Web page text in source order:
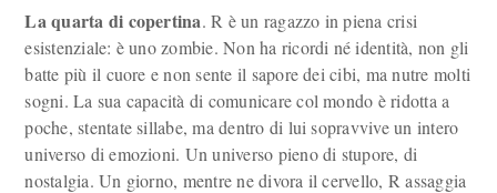
La quarta di copertina. R è un ragazzo in piena crisi
esistenziale: è uno zombie. Non ha ricordi né identità, non gli
batte più il cuore e non sente il sapore dei cibi, ma nutre molti
sogni. La sua capacità di comunicare col mondo è ridotta a
poche, stentate sillabe, ma dentro di lui sopravvive un intero
universo di emozioni. Un universo pieno di stupore, di
nostalgia. Un giorno, mentre ne divora il cervello, R assaggia